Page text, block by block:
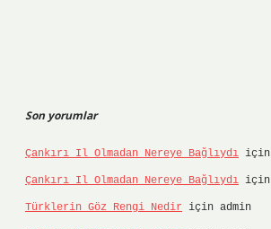
Son yorumlar
Çankırı Il Olmadan Nereye Bağlıydı için
Çankırı Il Olmadan Nereye Bağlıydı için
Türklerin Göz Rengi Nedir için admin